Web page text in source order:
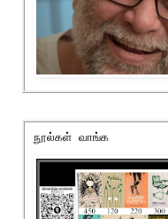
நூல்கள் வாங்க